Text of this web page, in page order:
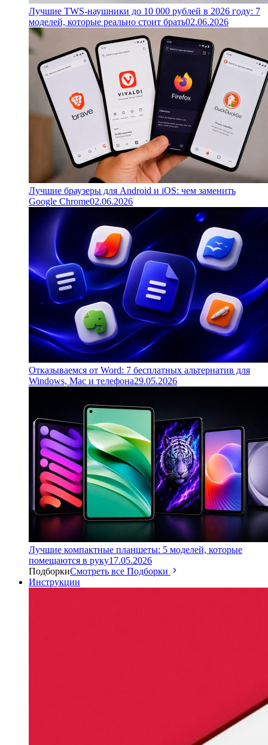
Лучшие TWS-наушники до 10 000 рублей в 2026 году: 7
моделей, которые реально стоит брать02.06.2026
Лучшие браузеры для Android и iOS: чем заменить
Google Chrome02.06.2026
Отказываемся от Word: 7 бесплатных альтернатив для
Windows, Mac и телефона29.05.2026
Лучшие компактные планшеты: 5 моделей, которые
помещаются в руку17.05.2026
ПодборкиСмотреть все Подборки
Инструкции